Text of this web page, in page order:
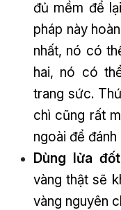
đủ mềm để
pháp này
nhất, nó có
hai, nó có
trang sức.
chì cũng rất
ngoài để đánh
Dùng lửa
vàng thật sẽ
vàng nguyên